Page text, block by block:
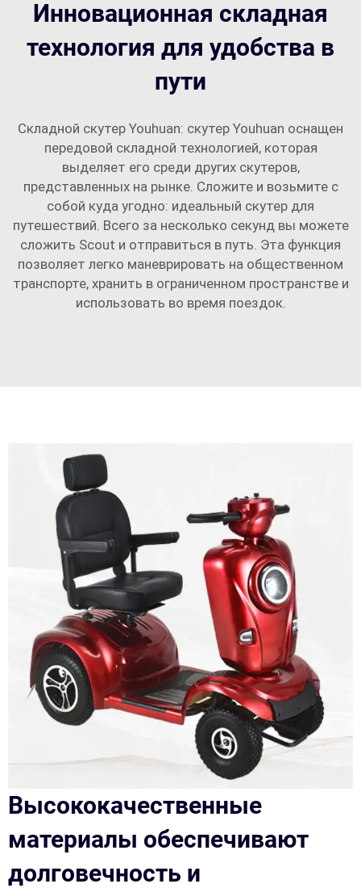
Инновационная складная
технология для удобства в
пути
Складной скутер Youhuan: скутер Youhuan оснащен
передовой складной технологией, которая
выделяет его среди других скутеров,
представленных на рынке. Сложите и возьмите с
собой куда угодно: идеальный скутер для
путешествий. Всего за несколько секунд вы можете
сложить Scout и отправиться в путь. Эта функция
позволяет легко маневрировать на общественном
транспорте, хранить в ограниченном пространстве и
использовать во время поездок.
Высококачественные
материалы обеспечивают
долговечность и